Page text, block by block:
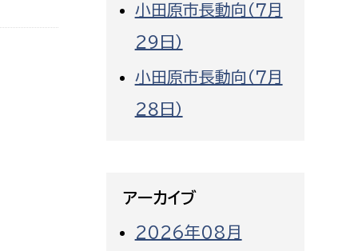
小田原市長動向（７月
２９日）
小田原市長動向（７月
２８日）
アーカイブ
2026年08月